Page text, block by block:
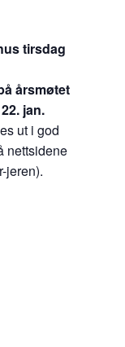
tirsdag
årsmøtet
jan.
ut i god
nettsidene
jeren).